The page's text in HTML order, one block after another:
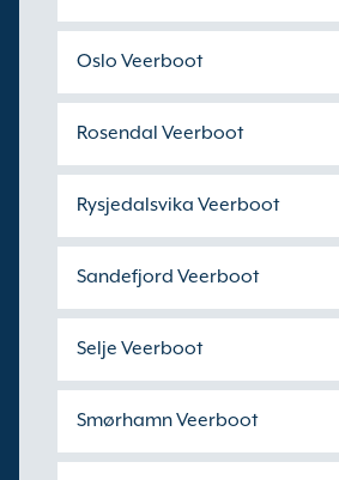
Oslo Veerboot
Rosendal Veerboot
Rysjedalsvika Veerboot
Sandefjord Veerboot
Selje Veerboot
Smørhamn Veerboot